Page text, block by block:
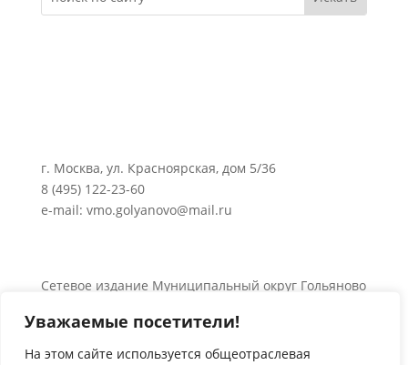
Уважаемые посетители!
На этом сайте используется общеотраслевая
г. Москва, ул. Красноярская, дом 5/36
8 (495) 122-23-60
e-mail: vmo.golyanovo@mail.ru
Сетевое издание Муниципальный округ Гольяново
Об использовании информации сайта.
© 2024 Все права защищены.